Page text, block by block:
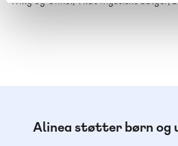
Alinea støtter børn og